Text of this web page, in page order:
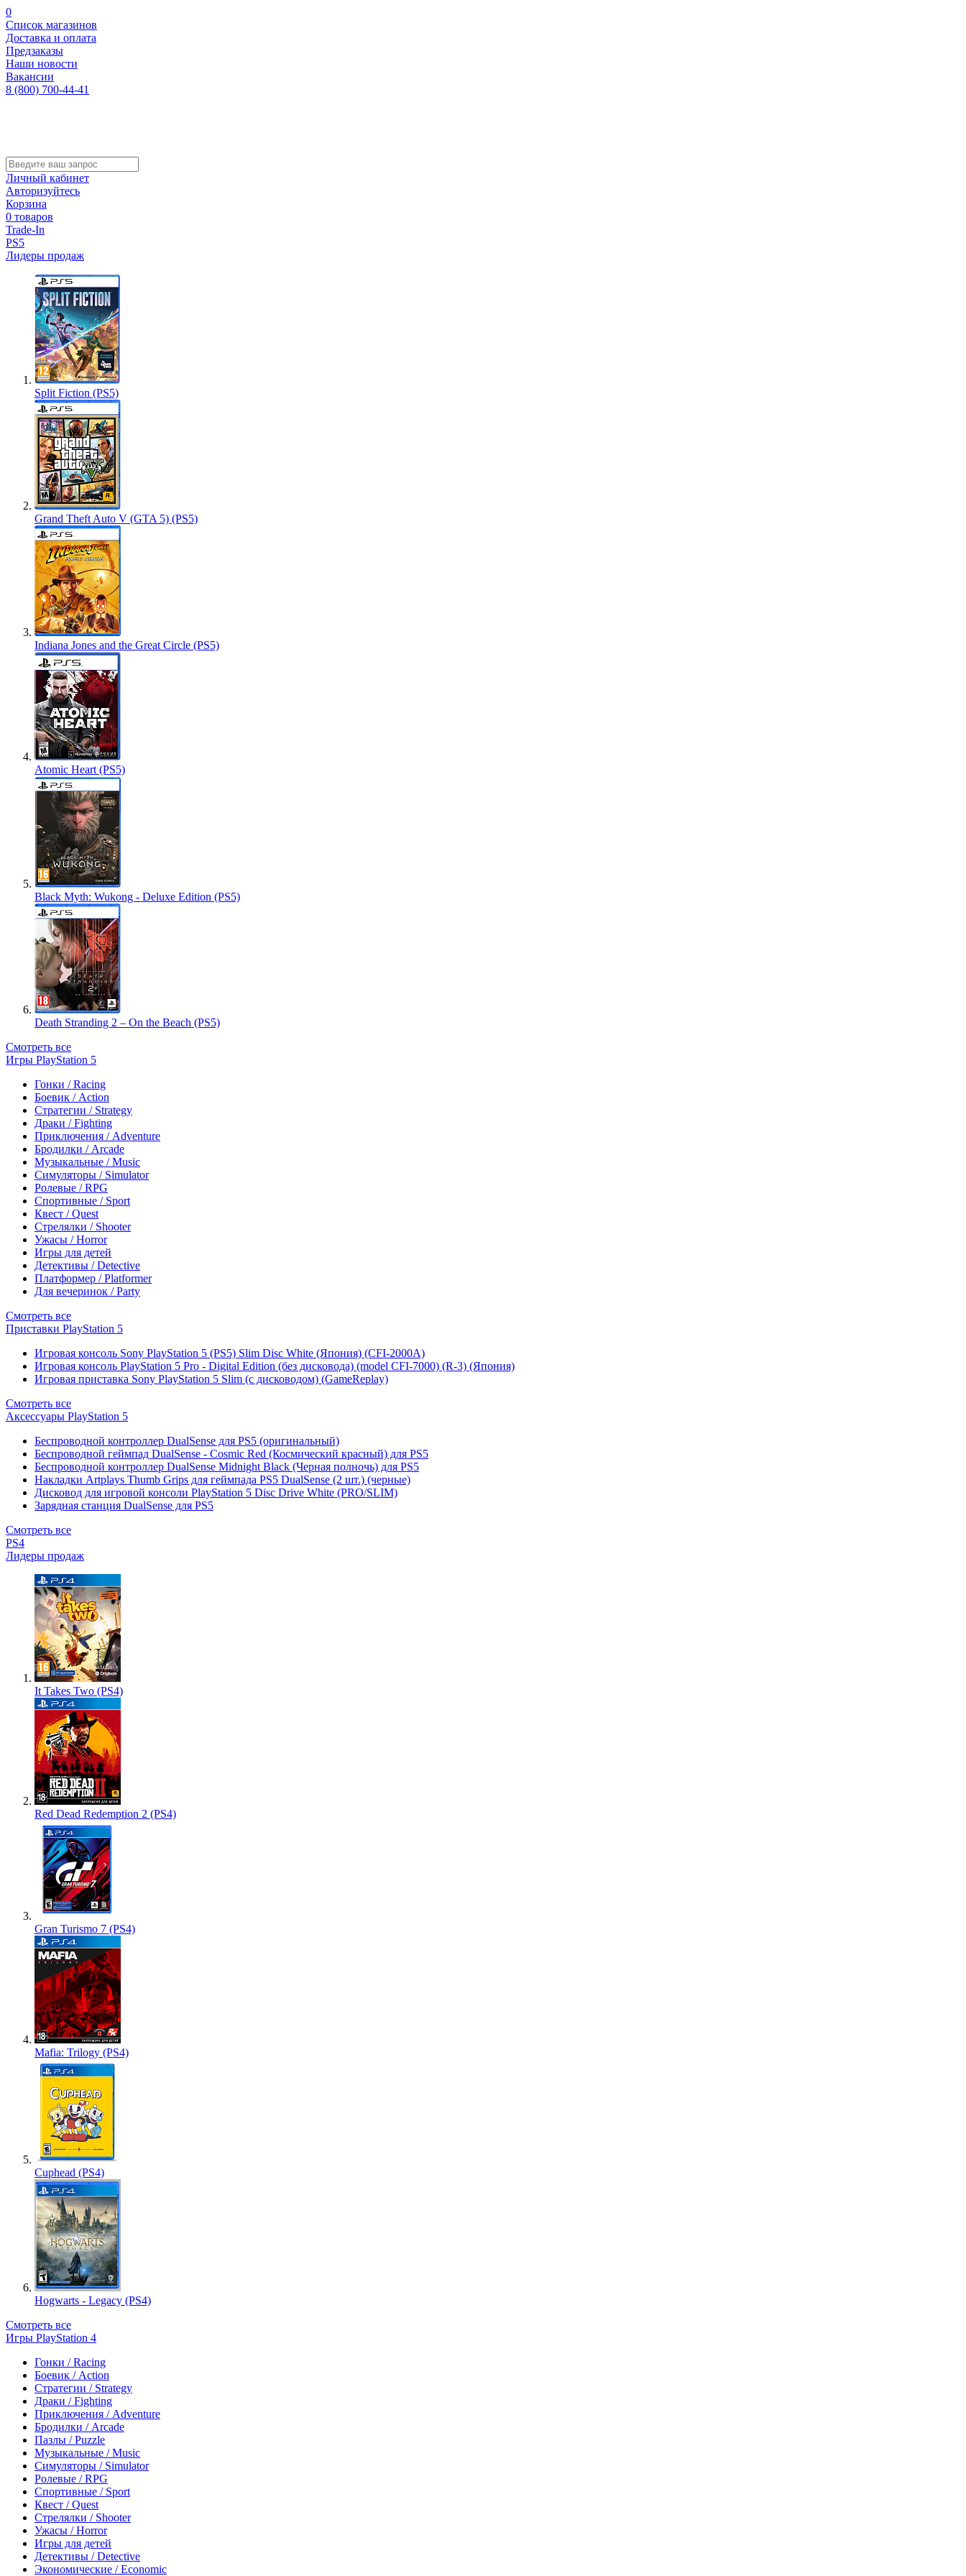
0
Список магазинов
Доставка и оплата
Предзаказы
Наши новости
Вакансии
8 (800) 700-44-41
Личный кабинет
Авторизуйтесь
Корзина
0 товаров
Trade-In
PS5
Лидеры продаж
Split Fiction (PS5)
Grand Theft Auto V (GTA 5) (PS5)
Indiana Jones and the Great Circle (PS5)
Atomic Heart (PS5)
Black Myth: Wukong - Deluxe Edition (PS5)
Death Stranding 2 – On the Beach (PS5)
Смотреть все
Игры PlayStation 5
Гонки / Racing
Боевик / Action
Стратегии / Strategy
Драки / Fighting
Приключения / Adventure
Бродилки / Arcade
Музыкальные / Music
Симуляторы / Simulator
Ролевые / RPG
Спортивные / Sport
Квест / Quest
Стрелялки / Shooter
Ужасы / Horror
Игры для детей
Детективы / Detective
Платформер / Platformer
Для вечеринок / Party
Смотреть все
Приставки PlayStation 5
Игровая консоль Sony PlayStation 5 (PS5) Slim Disc White (Япония) (CFI-2000A)
Игровая консоль PlayStation 5 Pro - Digital Edition (без дисковода) (model CFI-7000) (R-3) (Япония)
Игровая приставка Sony PlayStation 5 Slim (с дисководом) (GameReplay)
Смотреть все
Аксессуары PlayStation 5
Беспроводной контроллер DualSense для PS5 (оригинальный)
Беспроводной геймпад DualSense - Cosmic Red (Космический красный) для PS5
Беспроводной контроллер DualSense Midnight Black (Черная полночь) для PS5
Накладки Artplays Thumb Grips для геймпада PS5 DualSense (2 шт.) (черные)
Дисковод для игровой консоли PlayStation 5 Disc Drive White (PRO/SLIM)
Зарядная станция DualSense для PS5
Смотреть все
PS4
Лидеры продаж
It Takes Two (PS4)
Red Dead Redemption 2 (PS4)
Gran Turismo 7 (PS4)
Mafia: Trilogy (PS4)
Cuphead (PS4)
Hogwarts - Legacy (PS4)
Смотреть все
Игры PlayStation 4
Гонки / Racing
Боевик / Action
Стратегии / Strategy
Драки / Fighting
Приключения / Adventure
Бродилки / Arcade
Пазлы / Puzzle
Музыкальные / Music
Симуляторы / Simulator
Ролевые / RPG
Спортивные / Sport
Квест / Quest
Стрелялки / Shooter
Ужасы / Horror
Игры для детей
Детективы / Detective
Экономические / Economic